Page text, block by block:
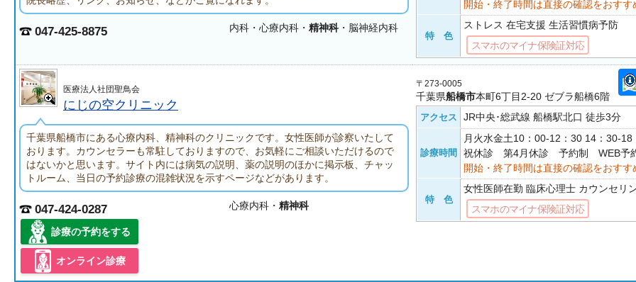
047-425-8875 内科・心療内科・精神科・脳神経内科
開始・終了時間は直接の確認をおすす
特 色
ストレス 在宅支援 生活習慣病予防
スマホのマイナ保険証対応
医療法人社団聖鳥会
にじの空クリニック
千葉県船橋市にある心療内科、精神科のクリニックです。女性医師が診察いたして
おります。カウンセラーも常駐しておりますので、お気軽にご相談いただけるので
はないかと思います。サイト内には病気の説明、薬の説明のほかに掲示板、チャッ
トルーム、当日の予約診療の混雑状況を示すページなどがあります。
047-424-0287
診療の予約をする
オンライン診療
心療内科・精神科
〒273-0005
千葉県船橋市本町6丁目2-20 ゼブラ船橋6階
アクセス JR中央･総武線 船橋駅北口 徒歩3分
診療時間
月火水金土10：00-12：30 14：30-
祝休診 第4月休診 予約制 WEB予
開始・終了時間は直接の確認をおすす
特 色
女性医師在勤 臨床心理士 カウンセリ
スマホのマイナ保険証対応